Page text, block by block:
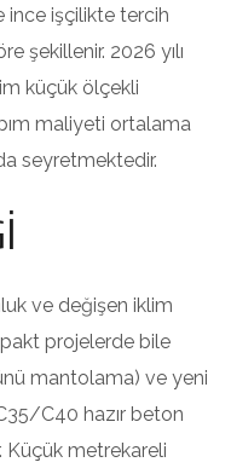
ince işçilikte tercih
şekillenir. 2026 yılı
küçük ölçekli
maliyeti ortalama
seyretmektedir.
ve değişen iklim
projelerde bile
mantolama) ve yeni
C40 hazır beton
Küçük metrekareli